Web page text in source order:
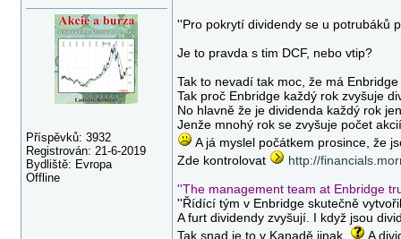
Příspěvků: 3932
Registrován: 21-6-2019
Bydliště: Evropa
Offline
''Pro pokrytí dividendy se u potrubáků
Je to pravda s tim DCF, nebo vtip?
Tak to nevadí tak moc, že má
Tak proč Enbridge každý rok zvyšuje
No hlavně že je dividenda každý rok
Jenže mnohý rok se zvyšuje počet
A já myslel počátkem prosince, že
Zde kontrolovat
http://
''The management team at Enbridge
''Řídící tým v Enbridge skutečně
A furt dividendy zvyšují. I když jsou
Tak snad je to v Kanadě jinak.
A